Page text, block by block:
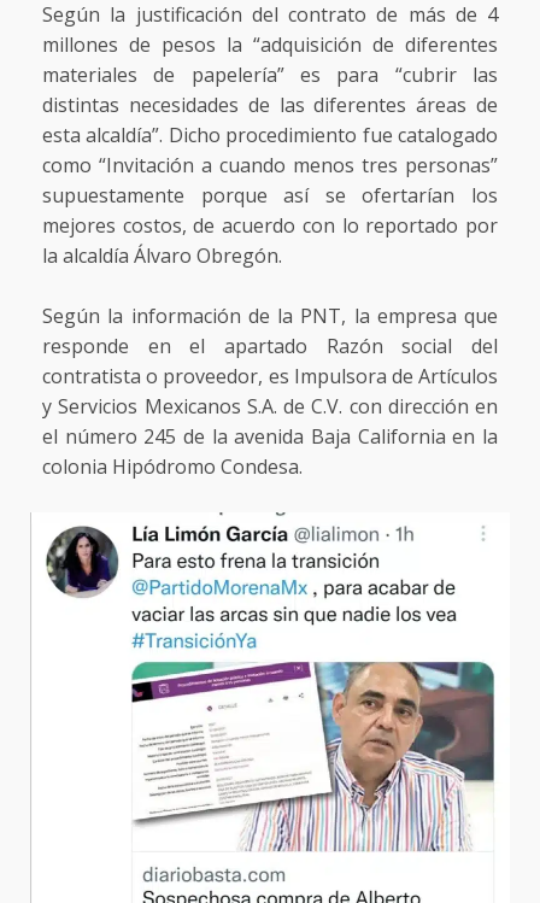
Según la justificación del contrato de más de 4
millones de pesos la “adquisición de diferentes
materiales de papelería” es para “cubrir las
distintas necesidades de las diferentes áreas de
esta alcaldía”. Dicho procedimiento fue catalogado
como “Invitación a cuando menos tres personas”
supuestamente porque así se ofertarían los
mejores costos, de acuerdo con lo reportado por
la alcaldía Álvaro Obregón.
Según la información de la PNT, la empresa que
responde en el apartado Razón social del
contratista o proveedor, es Impulsora de Artículos
y Servicios Mexicanos S.A. de C.V. con dirección en
el número 245 de la avenida Baja California en la
colonia Hipódromo Condesa.